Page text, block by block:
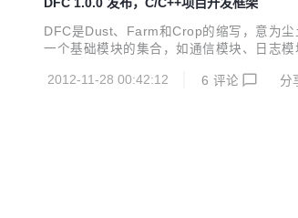
DFC 1.0.0 发布，C/C++项目开发框架
DFC是Dust、Farm和Crop的缩写，意为
一个基础模块的集合，如通信模块、日志
专注于业务核心代码。比如...
2012-11-28 00:42:12 6 评论 分